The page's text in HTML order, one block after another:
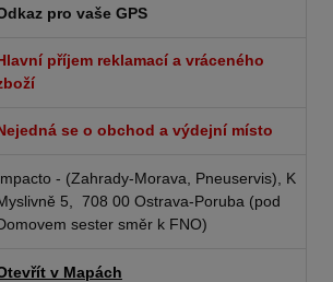
pro vaše GPS
příjem reklamací a vráceného
se o obchod a výdejní místo
- (Zahrady-Morava, Pneuservis), K
5, 708 00 Ostrava-Poruba (pod
sester směr k FNO)
v Mapách